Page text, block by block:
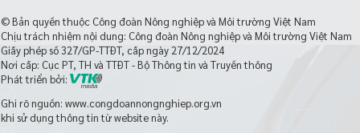
© Bản quyền thuộc Công đoàn Nông nghiệp và Môi trường Việt Nam
Chịu trách nhiệm nội dung: Công đoàn Nông nghiệp và Môi trường Việt Nam
Giấy phép số 327/GP-TTĐT, cấp ngày 27/12/2024
Nơi cấp: Cục PT, TH và TTĐT - Bộ Thông tin và Truyền thông
Phát triển bởi:
Ghi rõ nguồn: www.congdoannongnghiep.org.vn
khi sử dụng thông tin từ website này.